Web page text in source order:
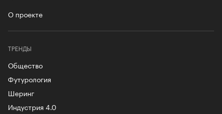
О проекте
ТРЕНДЫ
Общество
Футурология
Шеринг
Индустрия 4.0